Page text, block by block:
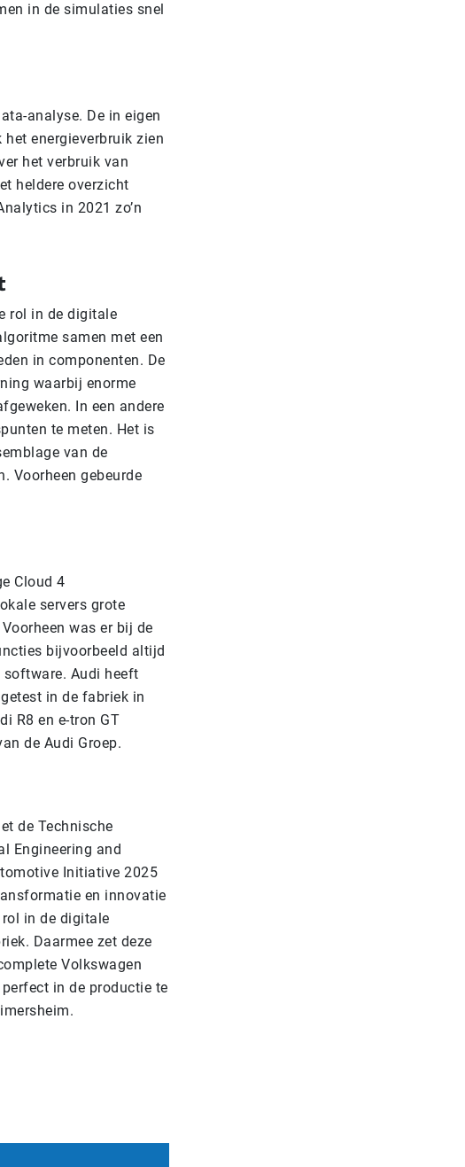
in de simulaties snel
analyse. De in eigen
energieverbruik zien
het verbruik van
heldere overzicht
in 2021 zo’n
rol in de digitale
samen met een
in componenten. De
waarbij enorme
In een andere
te meten. Het is
van de
Voorheen gebeurde
Cloud 4
servers grote
was er bij de
bijvoorbeeld altijd
Audi heeft
in de fabriek in
R8 en e-tron GT
de Audi Groep.
de Technische
Engineering and
Initiative 2025
en innovatie
in de digitale
Daarmee zet deze
Volkswagen
in de productie te